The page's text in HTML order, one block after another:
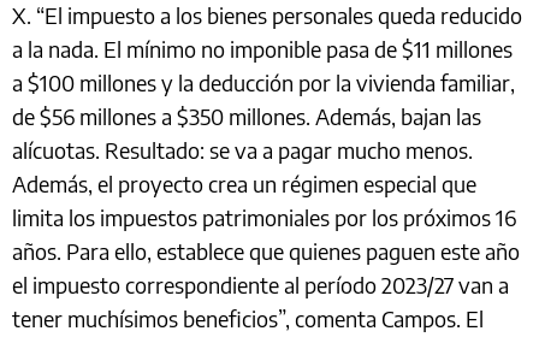
X. “El impuesto a los bienes personales queda reducido
a la nada. El mínimo no imponible pasa de $11 millones
a $100 millones y la deducción por la vivienda familiar,
de $56 millones a $350 millones. Además, bajan las
alícuotas. Resultado: se va a pagar mucho menos.
Además, el proyecto crea un régimen especial que
limita los impuestos patrimoniales por los próximos 16
años. Para ello, establece que quienes paguen este año
el impuesto correspondiente al período 2023/27 van a
tener muchísimos beneficios”, comenta Campos. El